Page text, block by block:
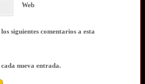
Web
siguientes comentarios a esta
nueva entrada.